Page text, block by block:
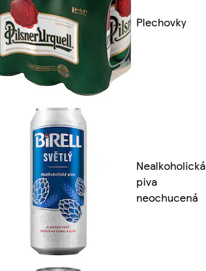
Plechovky
Nealkoholická
piva
neochucená